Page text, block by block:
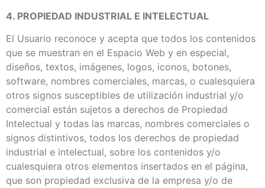
4. PROPIEDAD INDUSTRIAL E INTELECTUAL
El Usuario reconoce y acepta que todos los contenidos
que se muestran en el Espacio Web y en especial,
diseños, textos, imágenes, logos, iconos, botones,
software, nombres comerciales, marcas, o cualesquiera
otros signos susceptibles de utilización industrial y/o
comercial están sujetos a derechos de Propiedad
Intelectual y todas las marcas, nombres comerciales o
signos distintivos, todos los derechos de propiedad
industrial e intelectual, sobre los contenidos y/o
cualesquiera otros elementos insertados en el página,
que son propiedad exclusiva de la empresa y/o de